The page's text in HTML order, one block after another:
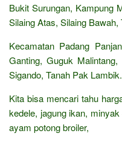
Bukit Surungan, Kampung
Silaing Atas, Silaing Bawah,
Kecamatan Padang
Ganting, Guguk
Sigando, Tanah Pak Lambik.
Kita bisa mencari tahu
kedele, jagung ikan,
ayam potong broiler,